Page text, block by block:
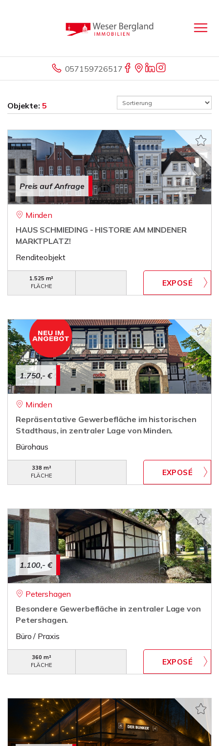
057159726517
Objekte: 5
Preis auf Anfrage
Minden
HAUS SCHMIEDING - HISTORIE AM MINDENER
MARKTPLATZ!
Renditeobjekt
1.525 m²
FLÄCHE
1.750,- €
Minden
Repräsentative Gewerbefläche im historischen
Stadthaus, in zentraler Lage von Minden.
Bürohaus
338 m²
FLÄCHE
1.100,- €
Petershagen
Besondere Gewerbefläche in zentraler Lage von
Petershagen.
Büro / Praxis
360 m²
FLÄCHE